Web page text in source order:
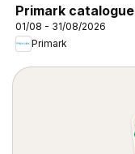
Primark catalogue
01/08 - 31/08/2026
Primark